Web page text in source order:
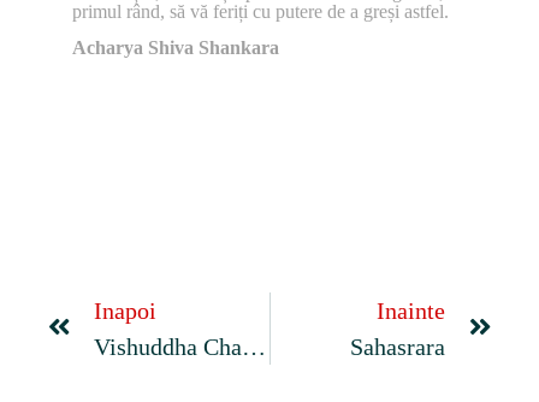
primul rând, să vă feriți cu putere de a greși astfel.
Acharya Shiva Shankara
Inapoi
Vishuddha Chakra
Inainte
Sahasrara